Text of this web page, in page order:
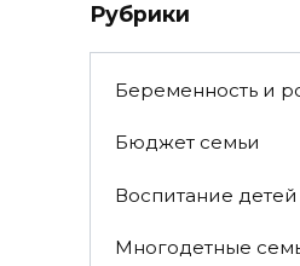
Рубрики
Беременность и
Бюджет семьи
Воспитание детей
Многодетные